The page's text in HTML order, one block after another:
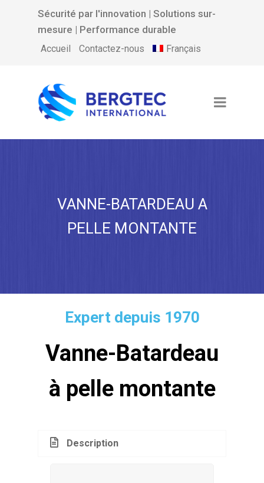
Sécurité par l'innovation | Solutions sur-
mesure | Performance durable
Accueil Contactez-nous Français
VANNE-BATARDEAU A
PELLE MONTANTE
Expert depuis 1970
Vanne-Batardeau
à pelle montante
Description